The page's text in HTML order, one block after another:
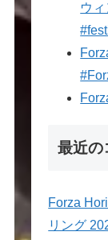
ウ
最近の
Forza
リング